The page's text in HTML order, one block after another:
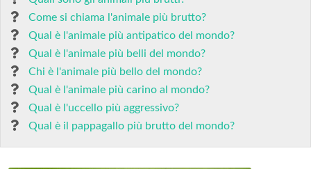
Come si chiama l'animale più brutto?
Qual è l'animale più antipatico del mondo?
Qual è l'animale più belli del mondo?
Chi è l'animale più bello del mondo?
Qual è l'animale più carino al mondo?
Qual è l'uccello più aggressivo?
Qual è il pappagallo più brutto del mondo?